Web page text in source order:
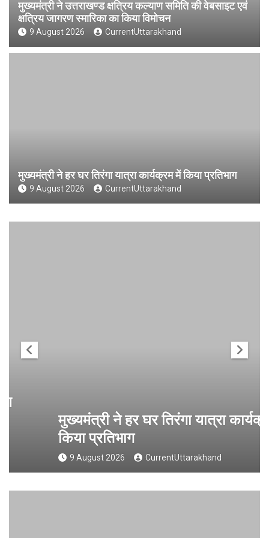
मुख्यमंत्री ने उत्तराखण्ड क्षत्रिय कल्याण समिति की वेबसाइट एवं
क्षत्रिय जागरण स्मारिका का किया विमोचन
9 August 2026 CurrentUttarakhand
मुख्यमंत्री ने हर घर तिरंगा यात्रा कार्यक्रम में किया प्रतिभाग
9 August 2026 CurrentUttarakhand
मुख्यमंत्री ने हर घर तिरंगा यात्रा कार्यक्रम में
किया प्रतिभाग
9 August 2026 CurrentUttarakhand